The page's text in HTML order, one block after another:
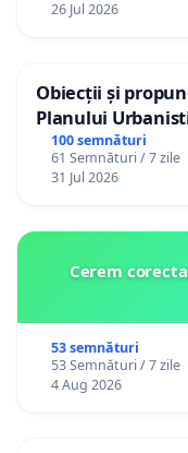
26 Jul 2026
Obiecții și
Planului
100 semnături
61 Semnături / 7 zile
31 Jul 2026
Cerem
53 semnături
53 Semnături / 7 zile
4 Aug 2026